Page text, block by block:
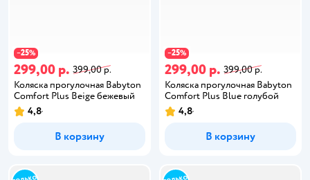
−25%
299,00 р. 399,00 р.
Коляска прогулочная Babyton
Comfort Plus Beige бежевый
4,8
В корзину
−25%
299,00 р. 399,00 р.
Коляска прогулочная Babyton
Comfort Plus Blue голубой
4,8
В корзину